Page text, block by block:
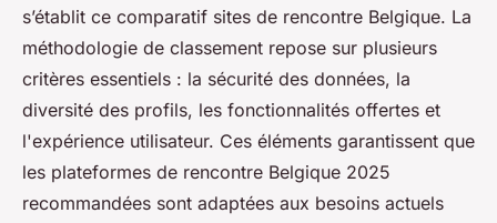
s’établit ce comparatif sites de rencontre Belgique. La
méthodologie de classement repose sur plusieurs
critères essentiels : la sécurité des données, la
diversité des profils, les fonctionnalités offertes et
l'expérience utilisateur. Ces éléments garantissent que
les plateformes de rencontre Belgique 2025
recommandées sont adaptées aux besoins actuels